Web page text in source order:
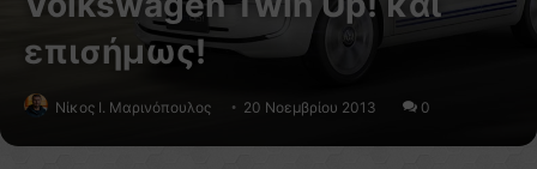
επισήμως!
Nίκος Ι. Mαρινόπουλος 20 Νοεμβρίου 2013 0